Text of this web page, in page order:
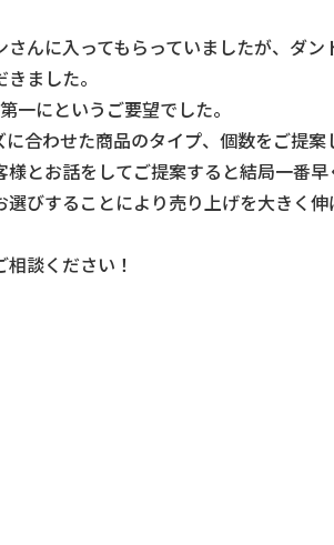
んに入ってもらっていましたが、ダ
ました。
一にというご要望でした。
合わせた商品のタイプ、個数をご提案
とお話をしてご提案すると結局一番
びすることにより売り上げを大きく伸
談ください！